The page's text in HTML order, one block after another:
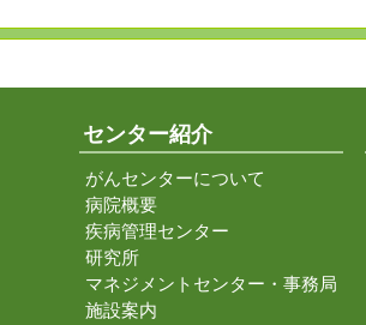
センター紹介
がんセンターについて
病院概要
疾病管理センター
研究所
マネジメントセンター・事務局
施設案内